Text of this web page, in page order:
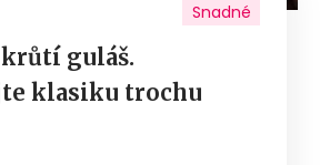
Snadné
krůtí guláš.
klasiku trochu